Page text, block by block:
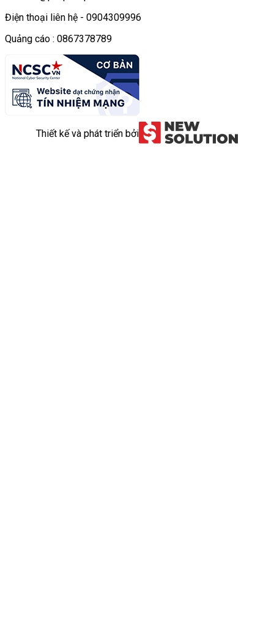
Điện thoại liên hệ - 0904309996
Quảng cáo : 0867378789
Thiết kế và phát triển bởi